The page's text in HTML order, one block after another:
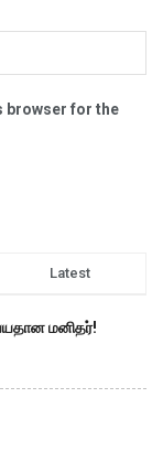
browser for the
Latest
மனிதர்!